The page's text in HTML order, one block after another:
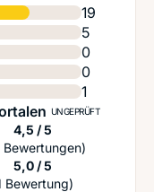
19
5
0
0
1
UNGEPRÜFT
4,5 / 5
Bewertungen)
5,0 / 5
Bewertung)